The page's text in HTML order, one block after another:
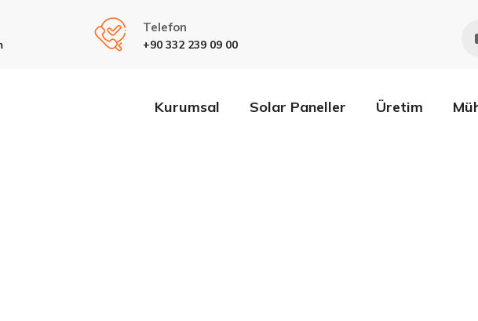
Telefon
+90 332 239 09 00
Kurumsal Solar Paneller Üretim